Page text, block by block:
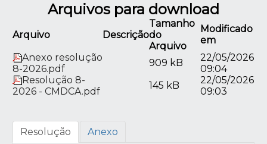
Arquivos para download
Arquivo Descrição
Tamanho
do
Arquivo
Modificado
em
Anexo resolução
8-2026.pdf
909 kB
22/05/2026
09:04
Resolução 8-
2026 - CMDCA.pdf
145 kB
22/05/2026
09:03
Resolução Anexo